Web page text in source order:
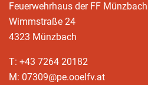
Feuerwehrhaus der FF Münzbach
Wimmstraße 24
4323 Münzbach
T: +43 7264 20182
M: 07309@pe.ooelfv.at